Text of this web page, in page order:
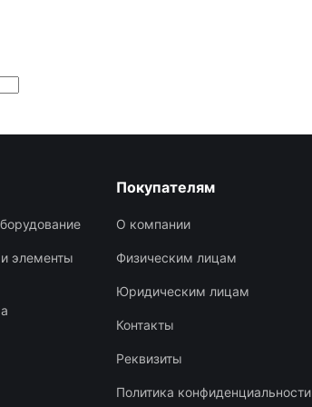
элементы
Покупателям
О компании
Физическим лицам
Юридическим лицам
Контакты
Реквизиты
Политика конфиденциальности